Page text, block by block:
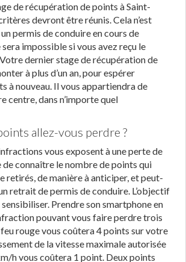
de récupération de points à Saint-
devront être réunis. Cela n’est
permis de conduire en cours de
impossible si vous avez reçu le
dernier stage de récupération de
à plus d’un an, pour espérer
à nouveau. Il vous appartiendra de
centre, dans n’importe quel
allez-vous perdre ?
vous exposent à une perte de
connaître le nombre de points qui
retirés, de manière à anticiper, et peut-
retrait de permis de conduire. L’objectif
Prendre son smartphone en
pouvant vous faire perdre trois
rouge vous coûtera 4 points sur votre
de la vitesse maximale autorisée
h vous coûtera 1 point. Deux points